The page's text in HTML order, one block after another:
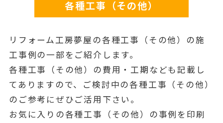
各種工事（その他）
リフォーム工房夢屋の各種工事（その他）の施
工事例の一部をご紹介します。
各種工事（その他）の費用・工期なども記載し
てありますので、ご検討中の各種工事（その他）
のご参考にぜひご活用下さい。
お気に入りの各種工事（その他）の事例を印刷